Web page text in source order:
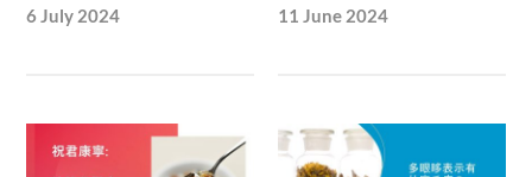
6 July 2024 11 June 2024